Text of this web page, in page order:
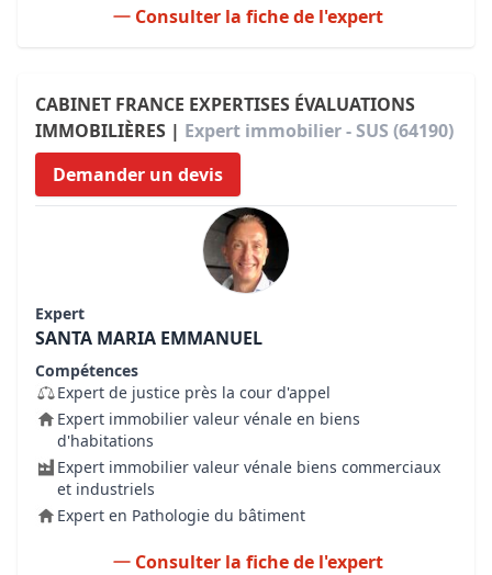
Consulter la fiche de l'expert
CABINET FRANCE EXPERTISES ÉVALUATIONS
IMMOBILIÈRES | Expert immobilier - SUS (64190)
Demander un devis
Expert
SANTA MARIA EMMANUEL
Compétences
Expert de justice près la cour d'appel
Expert immobilier valeur vénale en biens
d'habitations
Expert immobilier valeur vénale biens commerciaux
et industriels
Expert en Pathologie du bâtiment
Consulter la fiche de l'expert